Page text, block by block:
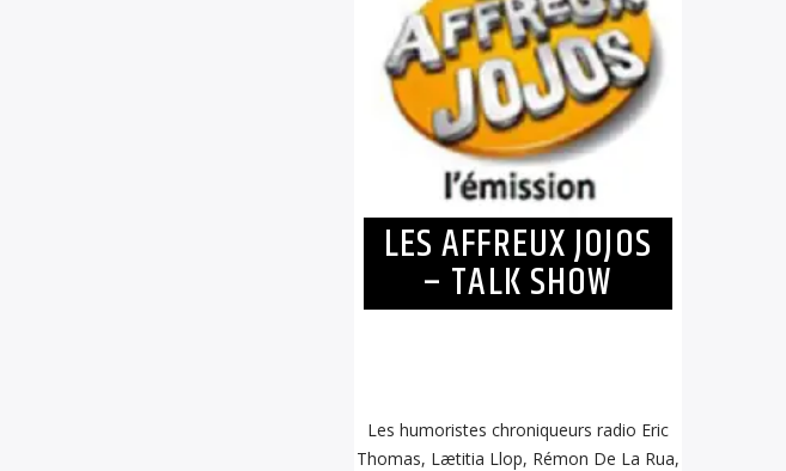
LES AFFREUX JOJOS
– TALK SHOW
Les humoristes chroniqueurs radio Eric
Thomas, Lætitia Llop, Rémon De La Rua,